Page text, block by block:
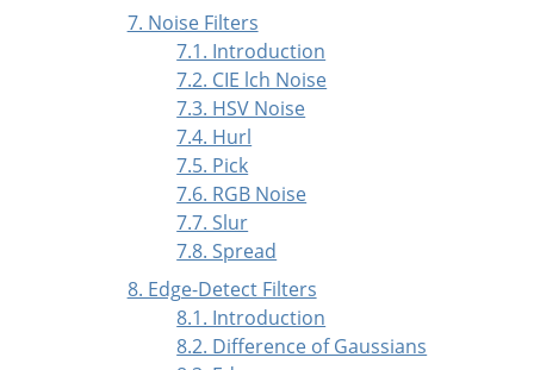
7. Noise Filters
7.1. Introduction
7.2. CIE lch Noise
7.3. HSV Noise
7.4. Hurl
7.5. Pick
7.6. RGB Noise
7.7. Slur
7.8. Spread
8. Edge-Detect Filters
8.1. Introduction
8.2. Difference of Gaussians